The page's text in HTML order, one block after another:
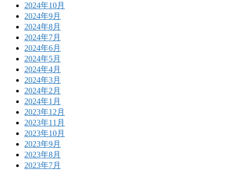
2024年10月
2024年9月
2024年8月
2024年7月
2024年6月
2024年5月
2024年4月
2024年3月
2024年2月
2024年1月
2023年12月
2023年11月
2023年10月
2023年9月
2023年8月
2023年7月